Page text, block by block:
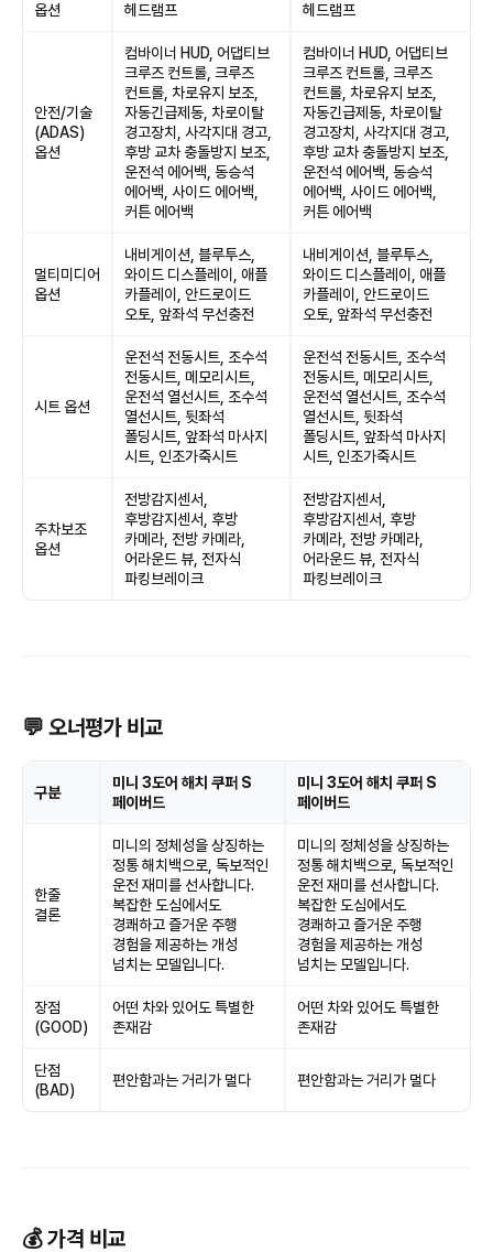
옵션
헤드램프
헤드램프
안전/기술
(ADAS)
옵션
컴바이너 HUD, 어댑티브
크루즈 컨트롤, 크루즈
컨트롤, 차로유지 보조,
자동긴급제동, 차로이탈
경고장치, 사각지대 경고,
후방 교차 충돌방지 보조,
운전석 에어백, 동승석
에어백, 사이드 에어백,
커튼 에어백
컴바이너 HUD, 어댑티브
크루즈 컨트롤, 크루즈
컨트롤, 차로유지 보조,
자동긴급제동, 차로이탈
경고장치, 사각지대 경고,
후방 교차 충돌방지 보조,
운전석 에어백, 동승석
에어백, 사이드 에어백,
커튼 에어백
멀티미디어
옵션
내비게이션, 블루투스,
와이드 디스플레이, 애플
카플레이, 안드로이드
오토, 앞좌석 무선충전
내비게이션, 블루투스,
와이드 디스플레이, 애플
카플레이, 안드로이드
오토, 앞좌석 무선충전
시트 옵션
운전석 전동시트, 조수석
전동시트, 메모리시트,
운전석 열선시트, 조수석
열선시트, 뒷좌석
폴딩시트, 앞좌석 마사지
시트, 인조가죽시트
운전석 전동시트, 조수석
전동시트, 메모리시트,
운전석 열선시트, 조수석
열선시트, 뒷좌석
폴딩시트, 앞좌석 마사지
시트, 인조가죽시트
주차보조
옵션
전방감지센서,
후방감지센서, 후방
카메라, 전방 카메라,
어라운드 뷰, 전자식
파킹브레이크
전방감지센서,
후방감지센서, 후방
카메라, 전방 카메라,
어라운드 뷰, 전자식
파킹브레이크
💬 오너평가 비교
구분
미니 3도어 해치 쿠퍼 S
페이버드
미니 3도어 해치 쿠퍼 S
페이버드
한줄
결론
미니의 정체성을 상징하는
정통 해치백으로, 독보적인
운전 재미를 선사합니다.
복잡한 도심에서도
경쾌하고 즐거운 주행
경험을 제공하는 개성
넘치는 모델입니다.
미니의 정체성을 상징하는
정통 해치백으로, 독보적인
운전 재미를 선사합니다.
복잡한 도심에서도
경쾌하고 즐거운 주행
경험을 제공하는 개성
넘치는 모델입니다.
장점
(GOOD)
어떤 차와 있어도 특별한
존재감
어떤 차와 있어도 특별한
존재감
단점
(BAD)
편안함과는 거리가 멀다 편안함과는 거리가 멀다
💰 가격 비교